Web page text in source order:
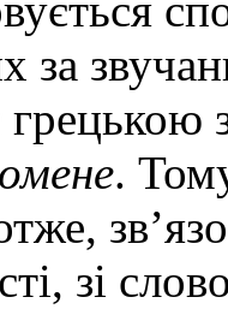
за
грецькою
.
зі